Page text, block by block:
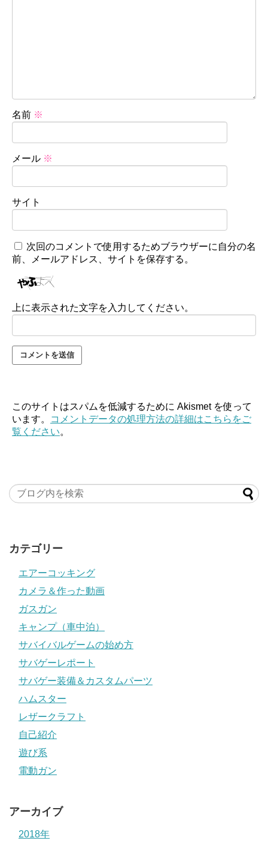
名前 ※
メール ※
サイト
次回のコメントで使用するためブラウザーに自分の名
前、メールアドレス、サイトを保存する。
上に表示された文字を入力してください。
このサイトはスパムを低減するために Akismet を使って
います。
コメントデータの処理方法の詳細はこちらをご
覧ください。
カテゴリー
エアーコッキング
カメラ＆作った動画
ガスガン
キャンプ（車中泊）
サバイバルゲームの始め方
サバゲーレポート
サバゲー装備＆カスタムパーツ
ハムスター
レザークラフト
自己紹介
遊び系
電動ガン
アーカイブ
2018年